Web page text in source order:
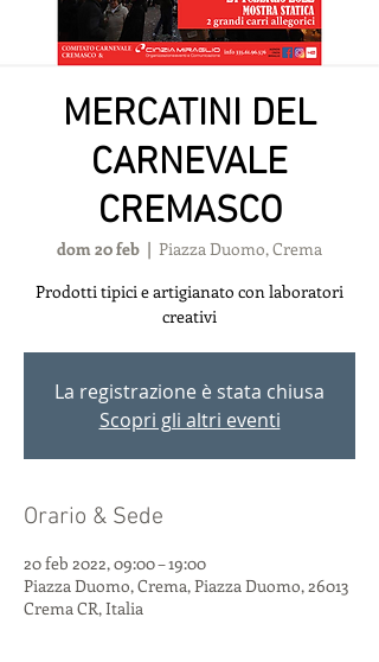
MERCATINI DEL
CARNEVALE
CREMASCO
dom 20 feb
  |
Piazza Duomo, Crema
Prodotti tipici e artigianato con laboratori
creativi
La registrazione è stata chiusa
Scopri gli altri eventi
Orario & Sede
20 feb 2022, 09:00 – 19:00
Piazza Duomo, Crema, Piazza Duomo, 26013
Crema CR, Italia